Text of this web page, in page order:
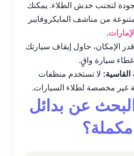
الجودة لتجنب خدش الطلاء. يمكنك
من مناشف المايكروفايبر
.
قدر الإمكان، حاول إيقاف سيارتك
سيارة واقٍ.
القاسية: لا تستخدم منظفات
غير مخصصة لطلاء السيارات.
عن بدائل
مكملة؟